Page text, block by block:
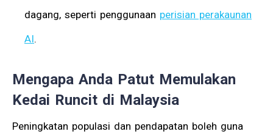
dagang, seperti penggunaan perisian perakaunan
AI.
Mengapa Anda Patut Memulakan
Kedai Runcit di Malaysia
Peningkatan populasi dan pendapatan boleh guna